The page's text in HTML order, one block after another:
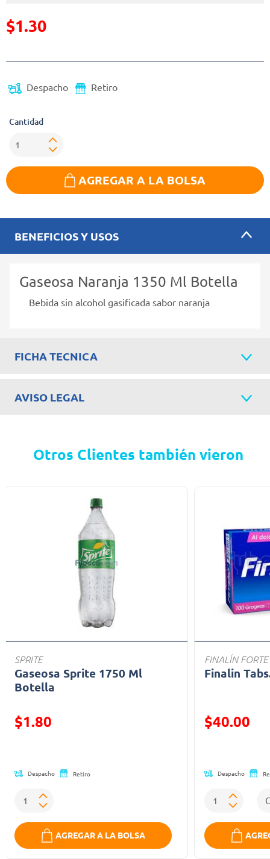
Precio reducido de
$1.30
Despacho Retiro
Cantidad
AGREGAR A LA BOLSA
BENEFICIOS Y USOS
Gaseosa Naranja 1350 Ml Botella
Bebida sin alcohol gasificada sabor naranja
FICHA TECNICA
AVISO LEGAL
Otros Clientes también vieron
SPRITE
Gaseosa Sprite 1750 Ml
Botella
Precio reducido de
$1.80
Despacho Retiro
AGREGAR A LA BOLSA
FINALÍN FORTE
Finalin
Precio
$40.00
Despacho